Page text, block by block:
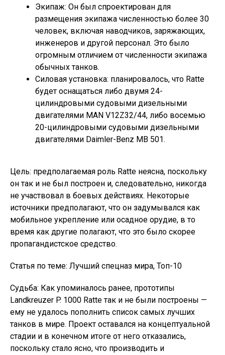
Экипаж: Он был спроектирован для
размещения экипажа численностью более 30
человек, включая наводчиков, заряжающих,
инженеров и другой персонал. Это было
огромным отличием от численности экипажа
обычных танков.
Силовая установка: планировалось, что Ratte
будет оснащаться либо двумя 24-
цилиндровыми судовыми дизельными
двигателями MAN V12Z32/44, либо восемью
20-цилиндровыми судовыми дизельными
двигателями Daimler-Benz MB 501.
Цель: предполагаемая роль Ratte неясна, поскольку
он так и не был построен и, следовательно, никогда
не участвовал в боевых действиях. Некоторые
источники предполагают, что он задумывался как
мобильное укрепление или осадное орудие, в то
время как другие полагают, что это было скорее
пропагандистское средство.
Статья по теме: Лучший спецназ мира, Топ-10
Судьба: Как упоминалось ранее, прототипы
Landkreuzer P. 1000 Ratte так и не были построены —
ему не удалось пополнить список самых лучших
танков в мире. Проект оставался на концептуальной
стадии и в конечном итоге от него отказались,
поскольку стало ясно, что производить и